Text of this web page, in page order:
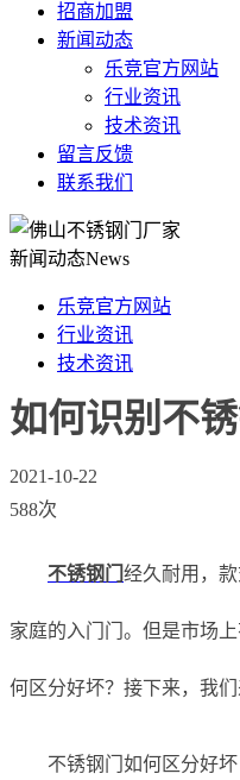
招商加盟
新闻动态
乐竞官方网站
行业资讯
技术资讯
留言反馈
联系我们
新闻动态News
乐竞官方网站
行业资讯
技术资讯
如何识别不
2021-10-22
588次
不锈钢门 经久耐用，
家庭的入门门。但是市场
何区分好坏？接下来，我
不锈钢门如何区分好坏